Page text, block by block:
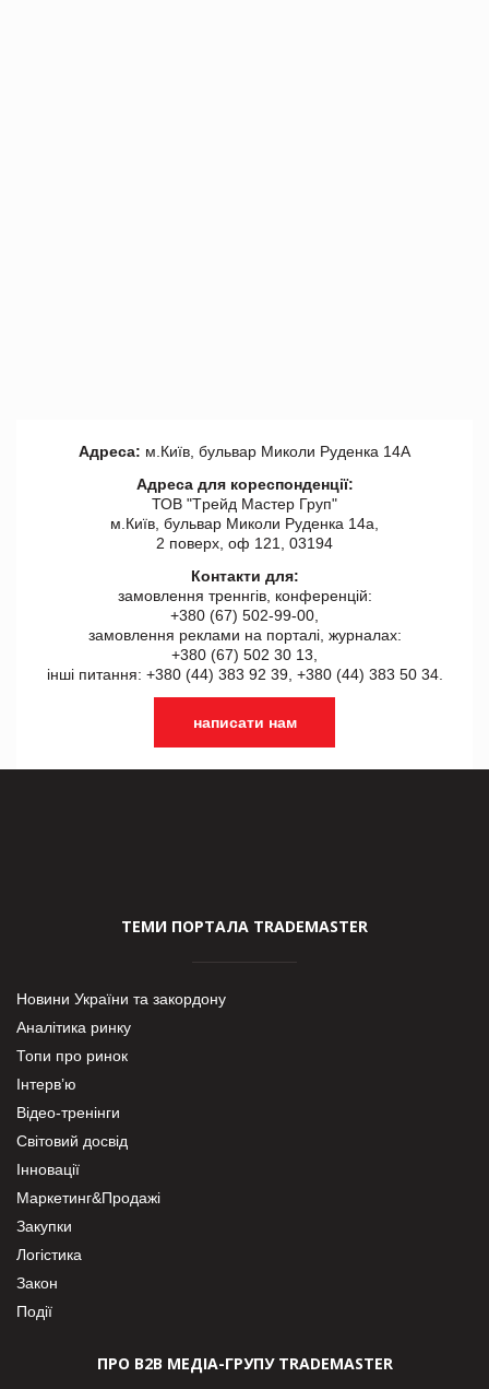
Адреса: м.Київ, бульвар Миколи Руденка 14А
Адреса для кореспонденції:
ТОВ "Tрейд Мастер Груп"
м.Київ, бульвар Миколи Руденка 14а,
2 поверх, оф 121, 03194
Контакти для:
замовлення треннгів, конференцій:
+380 (67) 502-99-00,
замовлення реклами на порталі, журналах:
+380 (67) 502 30 13,
інші питання: +380 (44) 383 92 39, +380 (44) 383 50 34.
написати нам
ТЕМИ ПОРТАЛА TRADEMASTER
Новини України та закордону
Аналітика ринку
Топи про ринок
Інтерв’ю
Відео-тренінги
Світовий досвід
Інновації
Маркетинг&Продажі
Закупки
Логістика
Закон
Події
ПРО В2В МЕДІА-ГРУПУ TRADEMASTER